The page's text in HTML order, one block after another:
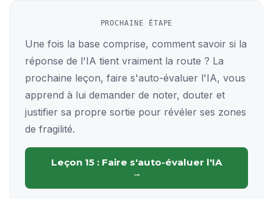
PROCHAINE ÉTAPE
Une fois la base comprise, comment savoir si la
réponse de l'IA tient vraiment la route ? La
prochaine leçon, faire s'auto-évaluer l'IA, vous
apprend à lui demander de noter, douter et
justifier sa propre sortie pour révéler ses zones
de fragilité.
Leçon 15 : Faire s'auto-évaluer l'IA
→